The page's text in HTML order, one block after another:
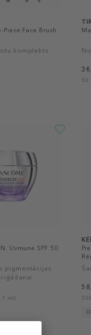
Piece Face Brush
komplekts
50
Uvmune SPF 50
pigmentācijas
1 ml)